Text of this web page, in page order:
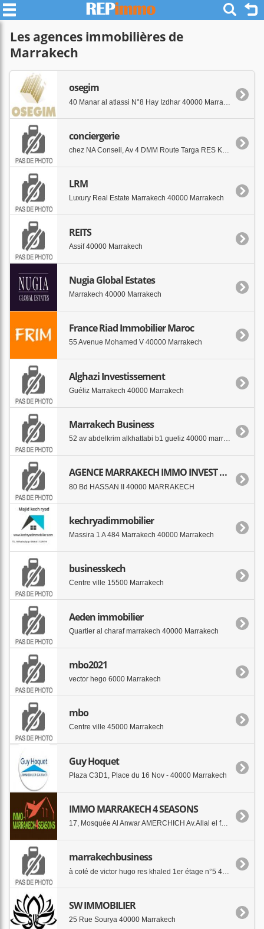
Les agences immobilières de
Marrakech
osegim
conciergerie
chez NA Conseil, Av 4 DMM Route Targa RES Khalid 40130 Marrakech
LRM
Luxury Real Estate Marrakech 40000 Marrakech
REITS
Assif 40000 Marrakech
Nugia Global Estates
Marrakech 40000 Marrakech
France Riad Immobilier Maroc
55 Avenue Mohamed V 40000 Marrakech
Alghazi Investissement
Guéliz Marrakech 40000 Marrakech
Marrakech Business
52 av abdelkrim alkhattabi b1 gueliz 40000 marrakech
AGENCE MARRAKECH IMMO INVEST PLUS
80 Bd HASSAN II 40000 MARRAKECH
kechryadimmobilier
Massira 1 A 484 Marrakech 40000 Marrakech
businesskech
Centre ville 15500 Marrakech
Aeden immobilier
Quartier al charaf marrakech 40000 Marrakech
mbo2021
vector hego 6000 Marrakech
mbo
Centre ville 45000 Marrakech
Guy Hoquet
Plaza C3D1, Place du 16 Nov - 40000 Marrakech
IMMO MARRAKECH 4 SEASONS
17, Mosquée Al Anwar AMERCHICH Av.Allal el fassi 40000 Marrakech
marrakechbusiness
SW IMMOBILIER
25 Rue Sourya 40000 Marrakech